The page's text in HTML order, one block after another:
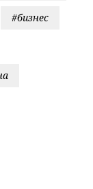
#бизнес